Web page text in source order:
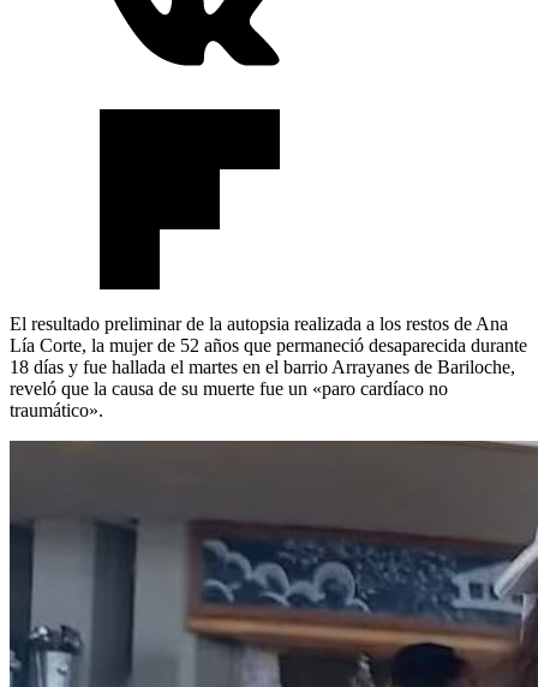
El resultado preliminar de la autopsia realizada a los restos de Ana
Lía Corte, la mujer de 52 años que permaneció desaparecida durante
18 días y fue hallada el martes en el barrio Arrayanes de Bariloche,
reveló que la causa de su muerte fue un «paro cardíaco no
traumático».